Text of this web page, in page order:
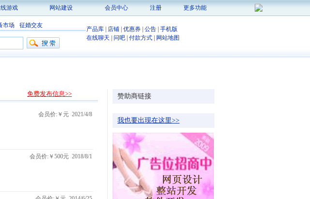
游戏 网站建设 会员中心 注册 更多功能
市场 征婚交友
产品库 店铺 优惠券 公告 手机版
在线聊天
问吧 付款方式 网站地图
免费发布信息>>
会员价:￥元 2021/4/8
会员价:￥500元 2018/8/1
赞助商链接
我也要出现在这里>>